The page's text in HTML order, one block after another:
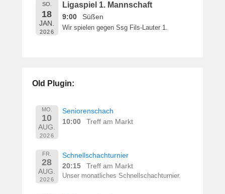
e
SO.
18
JAN.
2026
Ligaspiel 1. Mannschaft
9:00 Süßen
Wir spielen gegen Ssg Fils-Lauter 1.
Old Plugin:
MO.
10
AUG.
2026
Seniorenschach
10:00
Treff am Markt
FR.
28
AUG.
2026
Schnellschachturnier
20:15
Treff am Markt
Unser monatliches Schnellschachturnier.